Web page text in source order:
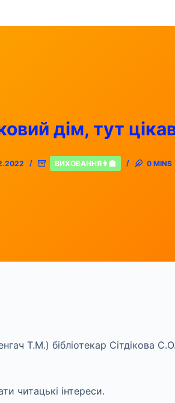
дім, тут
ВИХОВАННЯ👨‍🏫 0 MINS
Т.М.) бібліотекар Сітдікова
читацькі інтереси.